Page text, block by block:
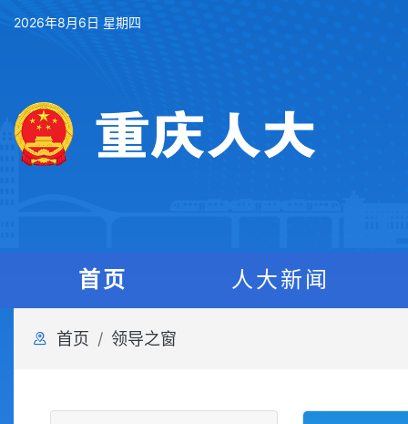
2026年8月6日 星期四
首页 人大新闻
首页 领导之窗